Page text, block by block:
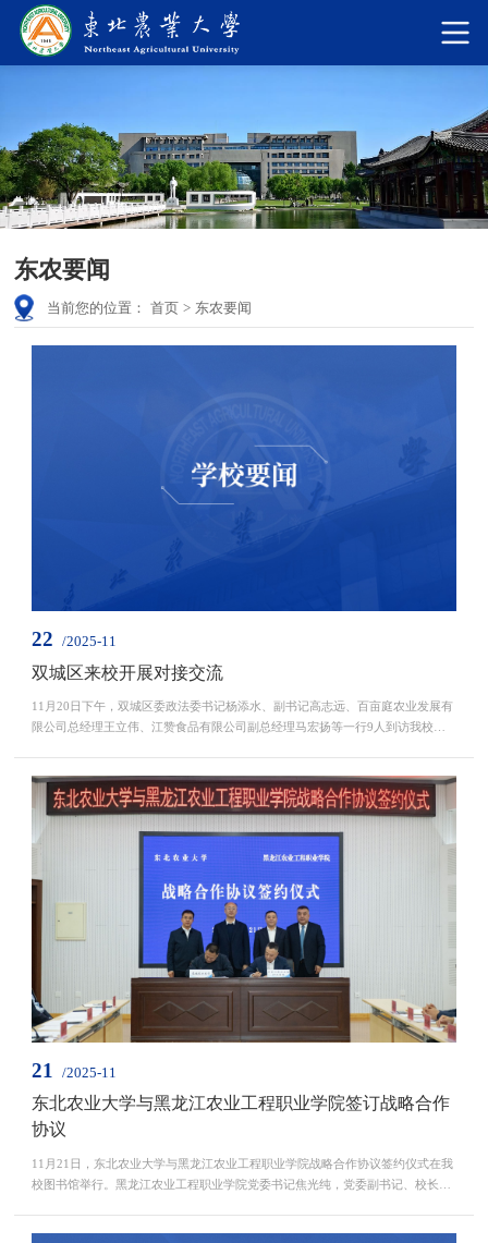
东农要闻
当前您的位置： 首页 > 东农要闻
22 /2025-11
双城区来校开展对接交流
11月20日下午，双城区委政法委书记杨添水、副书记高志远、百亩庭农业发展有
限公司总经理王立伟、江赞食品有限公司副总经理马宏扬等一行9人到访我校，
林，农学院教授张丽莉、园艺园林学院教授蒋欣梅、资源与环境学院教授闫立
龙，社会合作与成果转化中心（新农村发展研究院）副主任...
21 /2025-11
东北农业大学与黑龙江农业工程职业学院签订战略合作
协议
11月21日，东北农业大学与黑龙江农业工程职业学院战略合作协议签约仪式在我
校图书馆举行。黑龙江农业工程职业学院党委书记焦光纯，党委副书记、校长张